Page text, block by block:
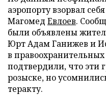
аэропорту взорвал
Магомед Евлоев.
были объявлены
Юрт Адам Ганижев и
в
подтвердили, что эти
розыске, но
теракту.